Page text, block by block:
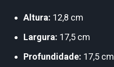
Altura: 12,8 cm
Largura: 17,5 cm
Profundidade: 17,5 cm